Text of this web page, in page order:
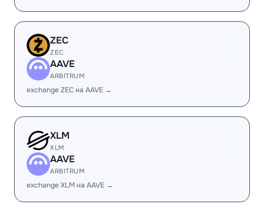
ZEC
ZEC
AAVE
ARBITRUM
exchange ZEC на AAVE →
XLM
XLM
AAVE
ARBITRUM
exchange XLM на AAVE →